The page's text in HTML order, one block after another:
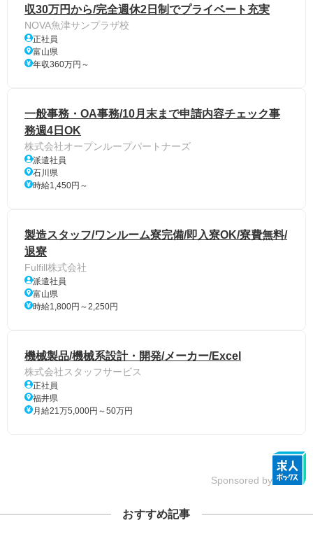
収30万円から/完全週休2日制でプライベート充実
NOVA魚津サンプラザ校
正社員
富山県
年収360万円～
一般事務・OA事務/10月末まで申請内容チェック事
務週4日OK
株式会社オープンループパートナーズ
派遣社員
石川県
時給1,450円～
製造スタッフ/ワンルーム寮完備/即入寮OK/寮費無料/
退寮
Fulfill株式会社
派遣社員
富山県
時給1,800円～2,250円
機械製品/機械系設計・開発/メーカー/Excel
株式会社スタッフサービス
正社員
福井県
月給21万5,000円～50万円
Sponsored by
おすすめ記事